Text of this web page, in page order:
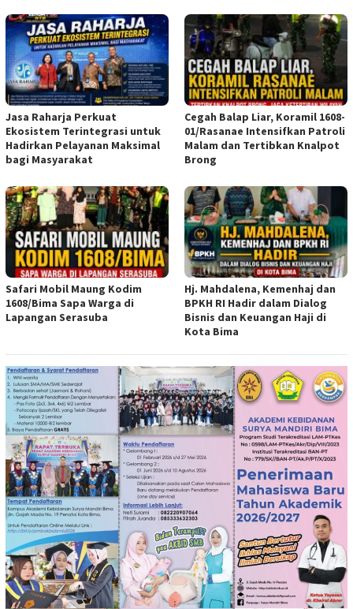
Jasa Raharja Perkuat
Ekosistem Terintegrasi untuk
Hadirkan Pelayanan Maksimal
bagi Masyarakat
Cegah Balap Liar, Koramil 1608-
01/Rasanae Intensifkan Patroli
Malam dan Tertibkan Knalpot
Brong
Safari Mobil Maung Kodim
1608/Bima Sapa Warga di
Lapangan Serasuba
Hj. Mahdalena, Kemenhaj dan
BPKH RI Hadir dalam Dialog
Bisnis dan Keuangan Haji di
Kota Bima